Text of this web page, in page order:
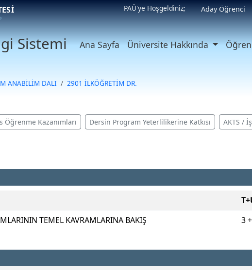
PAÜ'ye Hoşgeldiniz; Aday Öğrenci
Sistemi Ana Sayfa Üniversite Hakkında
ANABİLİM DALI 2901 İLKÖĞRETİM DR.
Öğrenme Kazanımları Dersin Program Yeterlilikerine Katkısı AKTS /
TEMEL KAVRAMLARINA BAKIŞ 3